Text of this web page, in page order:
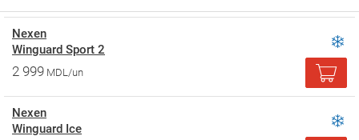
Nexen
Winguard Sport 2
2 999 MDL/un
Nexen
Winguard Ice